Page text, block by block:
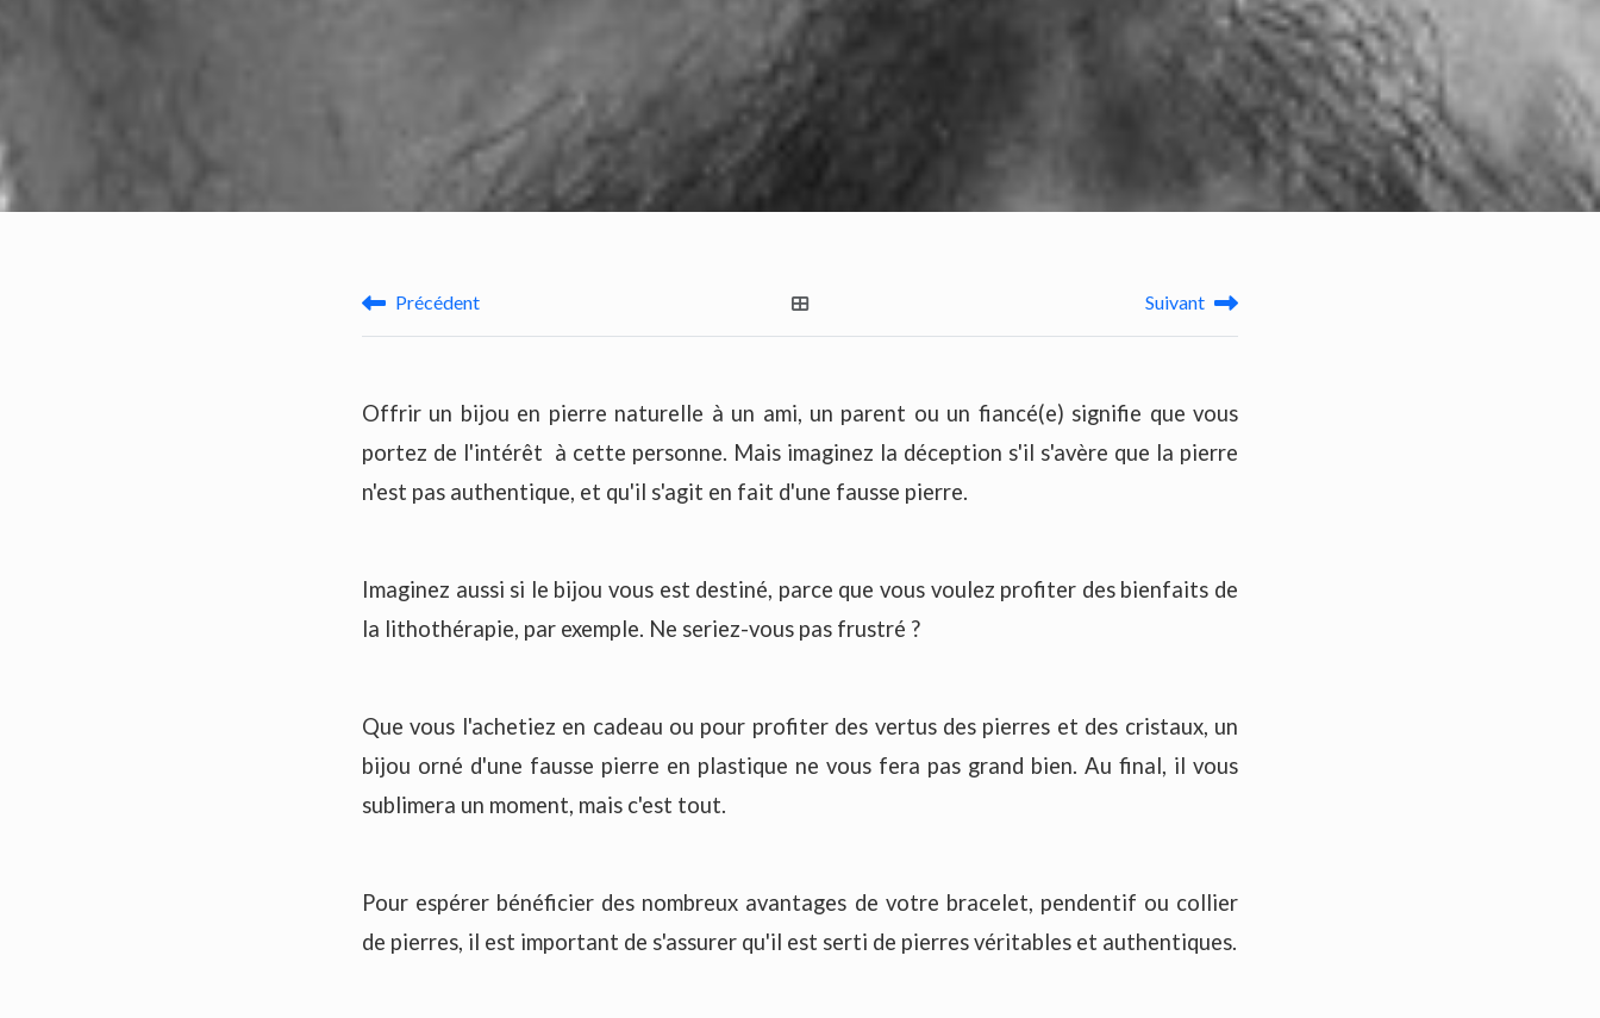
Précédent Suivant
Offrir un bijou en pierre naturelle à un ami, un parent ou un fiancé(e) signifie que vous
portez de l'intérêt à cette personne. Mais imaginez la déception s'il s'avère que la pierre
n'est pas authentique, et qu'il s'agit en fait d'une fausse pierre.
Imaginez aussi si le bijou vous est destiné, parce que vous voulez profiter des bienfaits de
la lithothérapie, par exemple. Ne seriez-vous pas frustré ?
Que vous l'achetiez en cadeau ou pour profiter des vertus des pierres et des cristaux, un
bijou orné d'une fausse pierre en plastique ne vous fera pas grand bien. Au final, il vous
sublimera un moment, mais c'est tout.
Pour espérer bénéficier des nombreux avantages de votre bracelet, pendentif ou collier
de pierres, il est important de s'assurer qu'il est serti de pierres véritables et authentiques.